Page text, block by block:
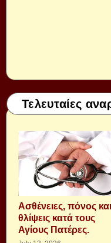
Τελευταίες
Aσθένειες, πόνος και
θλίψεις κατά τους
Αγίους Πατέρες.